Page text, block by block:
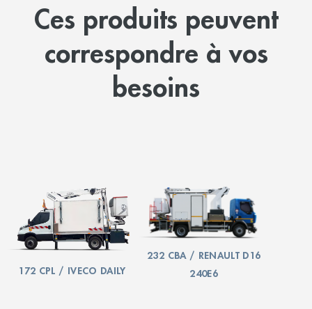
Ces produits peuvent
correspondre à vos
besoins
172 CPL / IVECO DAILY
232 CBA / RENAULT D16
240E6